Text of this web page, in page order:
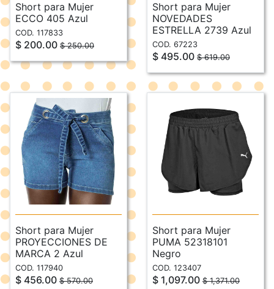
Short para Mujer
ECCO 405 Azul
COD. 117833
$ 200.00 $ 250.00
Short para Mujer
NOVEDADES
ESTRELLA 2739 Azul
COD. 67223
$ 495.00 $ 619.00
Short para Mujer
PROYECCIONES DE
MARCA 2 Azul
COD. 117940
$ 456.00 $ 570.00
Short para Mujer
PUMA 52318101
Negro
COD. 123407
$ 1,097.00 $ 1,371.00